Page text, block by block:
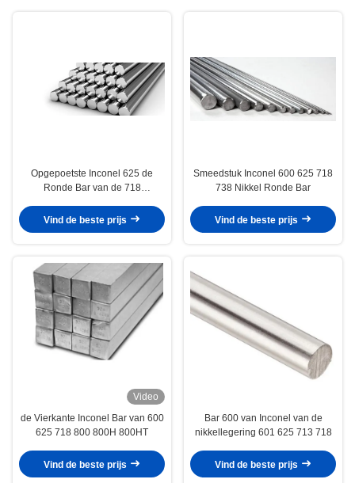
Opgepoetste Inconel 625 de
Ronde Bar van de 718
Vind de beste prijs
Smeedstuk Inconel 600 625 718
738 Nikkel Ronde Bar
Vind de beste prijs
Video
de Vierkante Inconel Bar van 600
625 718 800 800H 800HT
Vind de beste prijs
Bar 600 van Inconel van de
nikkellegering 601 625 713 718
Vind de beste prijs